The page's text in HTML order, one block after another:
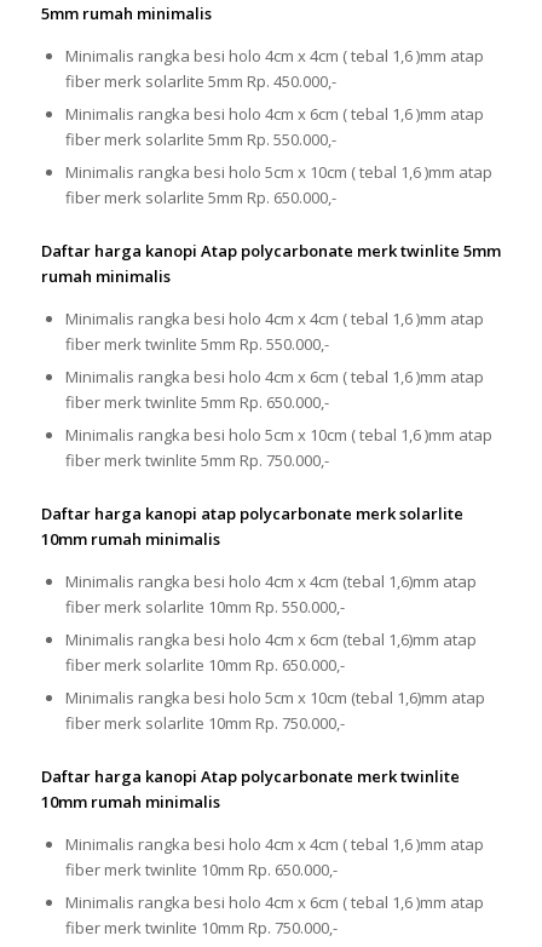
5mm rumah minimalis
Minimalis rangka besi holo 4cm x 4cm ( tebal 1,6 )mm atap
fiber merk solarlite 5mm Rp. 450.000,-
Minimalis rangka besi holo 4cm x 6cm ( tebal 1,6 )mm atap
fiber merk solarlite 5mm Rp. 550.000,-
Minimalis rangka besi holo 5cm x 10cm ( tebal 1,6 )mm atap
fiber merk solarlite 5mm Rp. 650.000,-
Daftar harga kanopi Atap polycarbonate merk twinlite 5mm
rumah minimalis
Minimalis rangka besi holo 4cm x 4cm ( tebal 1,6 )mm atap
fiber merk twinlite 5mm Rp. 550.000,-
Minimalis rangka besi holo 4cm x 6cm ( tebal 1,6 )mm atap
fiber merk twinlite 5mm Rp. 650.000,-
Minimalis rangka besi holo 5cm x 10cm ( tebal 1,6 )mm atap
fiber merk twinlite 5mm Rp. 750.000,-
Daftar harga kanopi atap polycarbonate merk solarlite
10mm rumah minimalis
Minimalis rangka besi holo 4cm x 4cm (tebal 1,6)mm atap
fiber merk solarlite 10mm Rp. 550.000,-
Minimalis rangka besi holo 4cm x 6cm (tebal 1,6)mm atap
fiber merk solarlite 10mm Rp. 650.000,-
Minimalis rangka besi holo 5cm x 10cm (tebal 1,6)mm atap
fiber merk solarlite 10mm Rp. 750.000,-
Daftar harga kanopi Atap polycarbonate merk twinlite
10mm rumah minimalis
Minimalis rangka besi holo 4cm x 4cm ( tebal 1,6 )mm atap
fiber merk twinlite 10mm Rp. 650.000,-
Minimalis rangka besi holo 4cm x 6cm ( tebal 1,6 )mm atap
fiber merk twinlite 10mm Rp. 750.000,-